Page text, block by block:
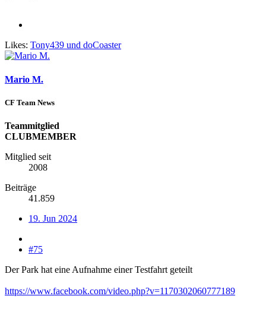
Likes: Tony439 und doCoaster
Mario M.
CF Team News
Teammitglied
CLUBMEMBER
Mitglied seit
2008
Beiträge
41.859
19. Jun 2024
#75
Der Park hat eine Aufnahme einer Testfahrt geteilt
https://www.facebook.com/video.php?v=1170302060777189